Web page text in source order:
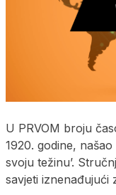
U PRVOM broju
1920. godine,
svoju težinu’.
savjeti iznenađujući